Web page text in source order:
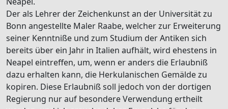
Der als Lehrer der Zeichenkunst an der Universitätzu
Bonn angestellte Maler Raabe, welcher zur Erweiterung
seiner Kenntniße und zum Studium der Antiken sich
bereits über ein Jahr in Italien aufhält, wird ehestens in
Neapel eintreffen, um, wenn er anders die Erlaubniß
dazu erhalten kann, die Herkulanischen Gemälde zu
kopiren. Diese Erlaubniß soll jedoch von der dortigen
Regierung nur auf besondere Verwendung ertheilt